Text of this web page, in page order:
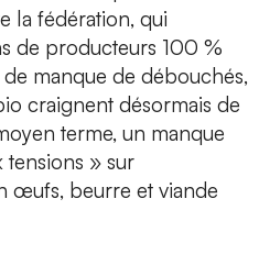
la fédération, qui
de producteurs 100 %
manque de débouchés,
craignent désormais de
terme, un manque
tensions » sur
œufs, beurre et viande